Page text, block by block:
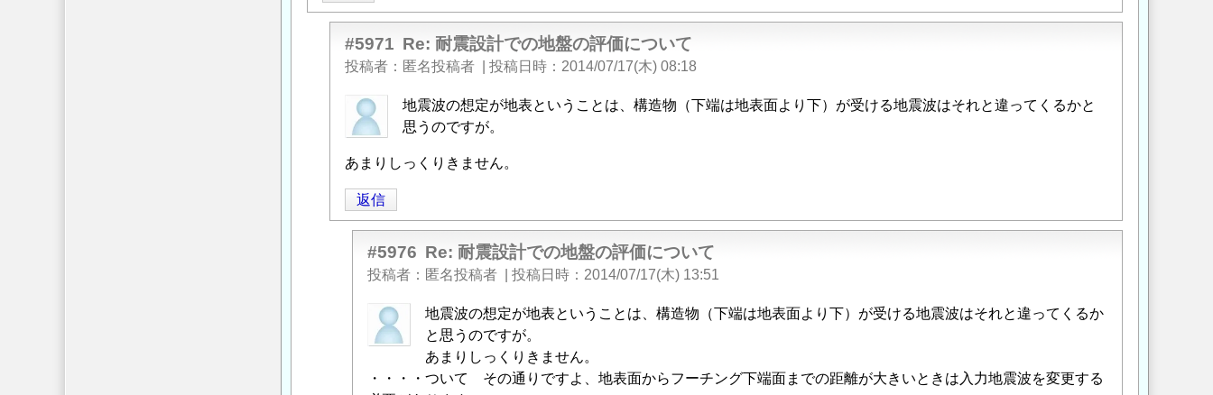
#5971 Re: 耐震設計での地盤の評価について
投稿者 匿名投稿者 投稿日時 2014/07/17(木) 08:18
匿
名
稿
者
に
よ
Re:
地震波の想定が地表ということは、構造物（下端は地表面より下）が受ける地震波はそれと違ってくるかと
思うのですが。
あまりしっくりきません。
返信
#5976 Re: 耐震設計での地盤の評価について
投稿者 匿名投稿者 投稿日時 2014/07/17(木) 13:51
匿
名
稿
地震波の想定が地表ということは、構造物（下端は地表面より下）が受ける地震波はそれと違ってくるか
と思うのですが。
あまりしっくりきません。
・・・・ついて その通りですよ、地表面からフーチング下端面までの距離が大きいときは入力地震波を変更する